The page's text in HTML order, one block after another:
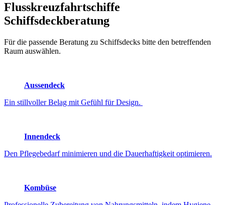
Flusskreuzfahrtschiffe
Schiffsdeckberatung
Für die passende Beratung zu Schiffsdecks bitte den betreffenden
Raum auswählen.
Aussendeck
Ein stillvoller Belag mit Gefühl für Design.
Innendeck
Den Pflegebedarf minimieren und die Dauerhaftigkeit optimieren.
Kombüse